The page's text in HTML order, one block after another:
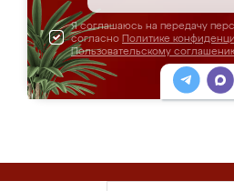
Я соглашаюсь на передачу
согласно Политике
Пользовательскому